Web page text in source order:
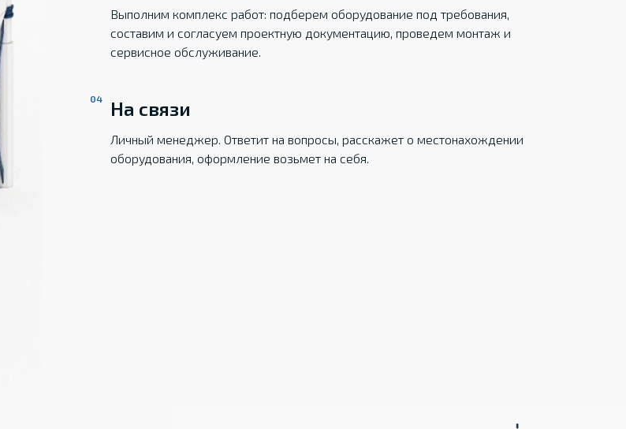
Выполним комплекс работ: подберем оборудование под требования,
составим и согласуем проектную документацию, проведем монтаж и
сервисное обслуживание.
На связи
Личный менеджер. Ответит на вопросы, расскажет о местонахождении
оборудования, оформление возьмет на себя.